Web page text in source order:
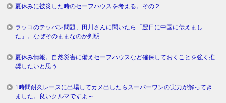
夏休みに被災した時のセーフハウスを考える。その２
ラッコのテッパン問題、田川さんに聞いたら「翌日に中国に伝えまし
た」。なぜそのままなのか判明
夏休み情報。自然災害に備えセーフハウスなど確保しておくことを強く推
奨したいと思う
1時間耐久レースに出場してカメ出したらスーパーワンの実力が解ってき
ました。良いクルマですよ～